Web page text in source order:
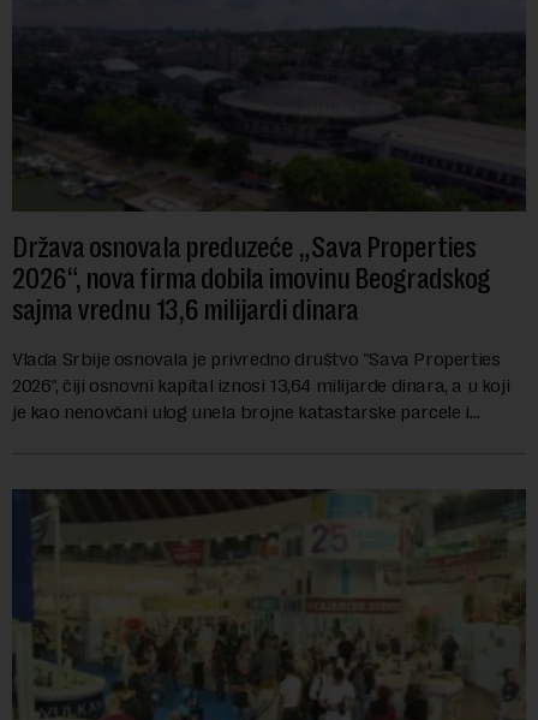
Država osnovala preduzeće „Sava Properties
2026“, nova firma dobila imovinu Beogradskog
sajma vrednu 13,6 milijardi dinara
Vlada Srbije osnovala je privredno društvo "Sava Properties
2026", čiji osnovni kapital iznosi 13,64 milijarde dinara, a u koji
je kao nenovčani ulog unela brojne katastarske parcele i